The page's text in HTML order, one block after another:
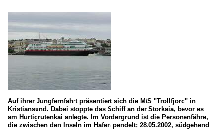
Auf ihrer Jungfernfahrt präsentiert sich die M/S "Trollfjord" in
Kristiansund. Dabei stoppte das Schiff an der Storkaia, bevor es
am Hurtigrutenkai anlegte. Im Vordergrund ist die Personenfähre,
die zwischen den Inseln im Hafen pendelt; 28.05.2002, südgehend